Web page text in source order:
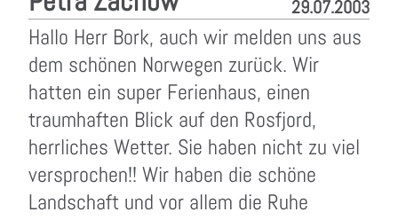
29.07.2003
Hallo Herr Bork, auch wir melden uns aus
dem schönen Norwegen zurück. Wir
hatten ein super Ferienhaus, einen
traumhaften Blick auf den Rosfjord,
herrliches Wetter. Sie haben nicht zu viel
versprochen!! Wir haben die schöne
Landschaft und vor allem die Ruhe